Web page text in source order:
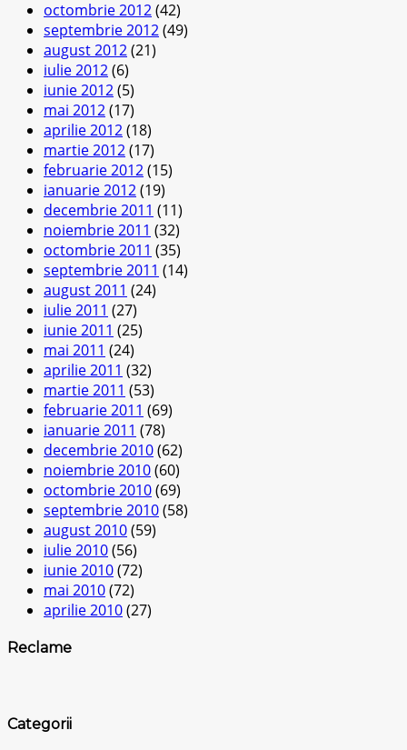
octombrie 2012(42)
septembrie 2012(49)
august 2012(21)
iulie 2012(6)
iunie 2012(5)
mai 2012(17)
aprilie 2012(18)
martie 2012(17)
februarie 2012(15)
ianuarie 2012(19)
decembrie 2011 (11)
noiembrie 2011 (32)
octombrie 2011 (35)
septembrie 2011 (14)
august 2011 (24)
iulie 2011 (27)
iunie 2011 (25)
mai 2011 (24)
aprilie 2011 (32)
martie 2011 (53)
februarie 2011 (69)
ianuarie 2011 (78)
decembrie 2010(62)
noiembrie 2010(60)
octombrie 2010(69)
septembrie 2010(58)
august 2010(59)
iulie 2010(56)
iunie 2010(72)
mai 2010(72)
aprilie 2010(27)
Reclame
Categorii